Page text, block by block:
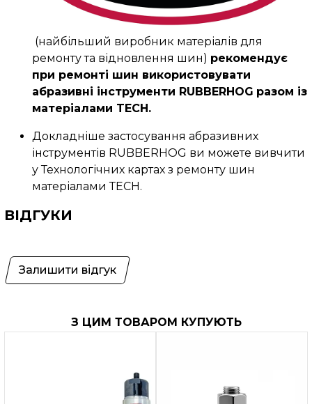
(найбільший виробник матеріалів для
ремонту та відновлення шин) рекомендує
при ремонті шин використовувати
абразивні інструменти RUBBERHOG разом із
матеріалами TECH.
Докладніше застосування абразивних
інструментів RUBBERHOG ви можете вивчити
у Технологічних картах з ремонту шин
матеріалами ТЕСН.
ВІДГУКИ
Залишити відгук
З ЦИМ ТОВАРОМ КУПУЮТЬ